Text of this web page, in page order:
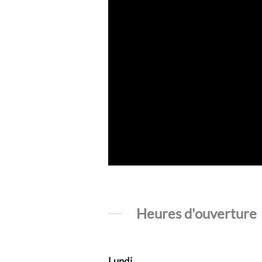
Heures d'ouverture